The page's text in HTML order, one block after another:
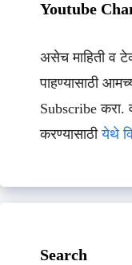
Youtube
असेच माहिती व
पाहण्यासाठी
Subscribe
करण्यासाठीयेथे
Search